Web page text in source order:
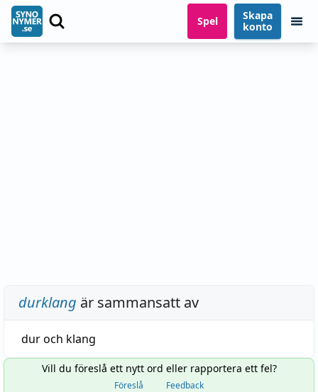
Spel
Skapa
konto
durklang är sammansatt av
duroch klang
Vill du föreslå ett nytt ord eller rapportera ett fel?
Föreslå Feedback